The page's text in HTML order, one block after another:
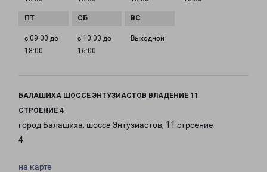
с 09:00 до
18:00
с 10:00 до
16:00
Выходной
БАЛАШИХА ШОССЕ ЭНТУЗИАСТОВ ВЛАДЕНИЕ 11
СТРОЕНИЕ 4
город Балашиха, шоссе Энтузиастов, 11 строение
4
на карте